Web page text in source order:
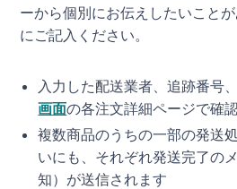
ーから個別にお伝えしたいこと
にご記入ください。
入力した配送業者、追跡番号
画面の各注文詳細ページで確
複数商品のうちの一部の発送
いにも、それぞれ発送完了の
知）が送信されます